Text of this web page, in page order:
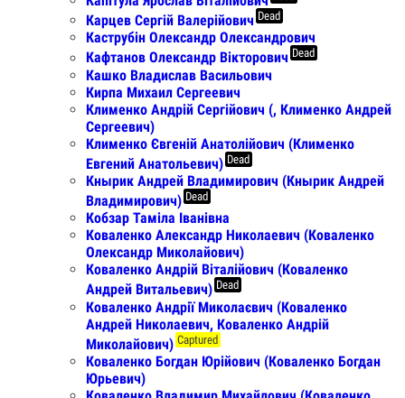
Карцев Сергій Валерійович Dead
Каструбін Олександр Олександрович
Кафтанов Олександр Вікторович Dead
Кашко Владислав Васильович
Кирпа Михаил Сергеевич
Клименко Андрій Сергійович (, Клименко Андрей
Сергеевич)
Клименко Євгеній Анатолійович (Клименко
Евгений Анатольевич) Dead
Кнырик Андрей Владимирович (Кнырик Андрей
Владимирович) Dead
Кобзар Таміла Іванівна
Коваленко Александр Николаевич (Коваленко
Олександр Миколайович)
Коваленко Андрій Віталійович (Коваленко
Андрей Витальевич) Dead
Коваленко Андрії Миколаєвич (Коваленко
Андрей Николаевич, Коваленко Андрiй
Миколайович) Captured
Коваленко Богдан Юрійович (Коваленко Богдан
Юрьевич)